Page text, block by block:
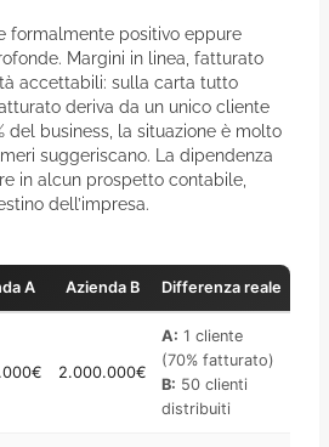
formalmente positivo eppure
Margini in linea, fatturato
accettabili: sulla carta tutto
deriva da un unico cliente
del business, la situazione è molto
suggeriscano. La dipendenza
in alcun prospetto contabile,
dell’impresa.
A Azienda B Differenza reale
2.000.000€
A: 1 cliente
(70% fatturato)
B: 50 clienti
distribuiti